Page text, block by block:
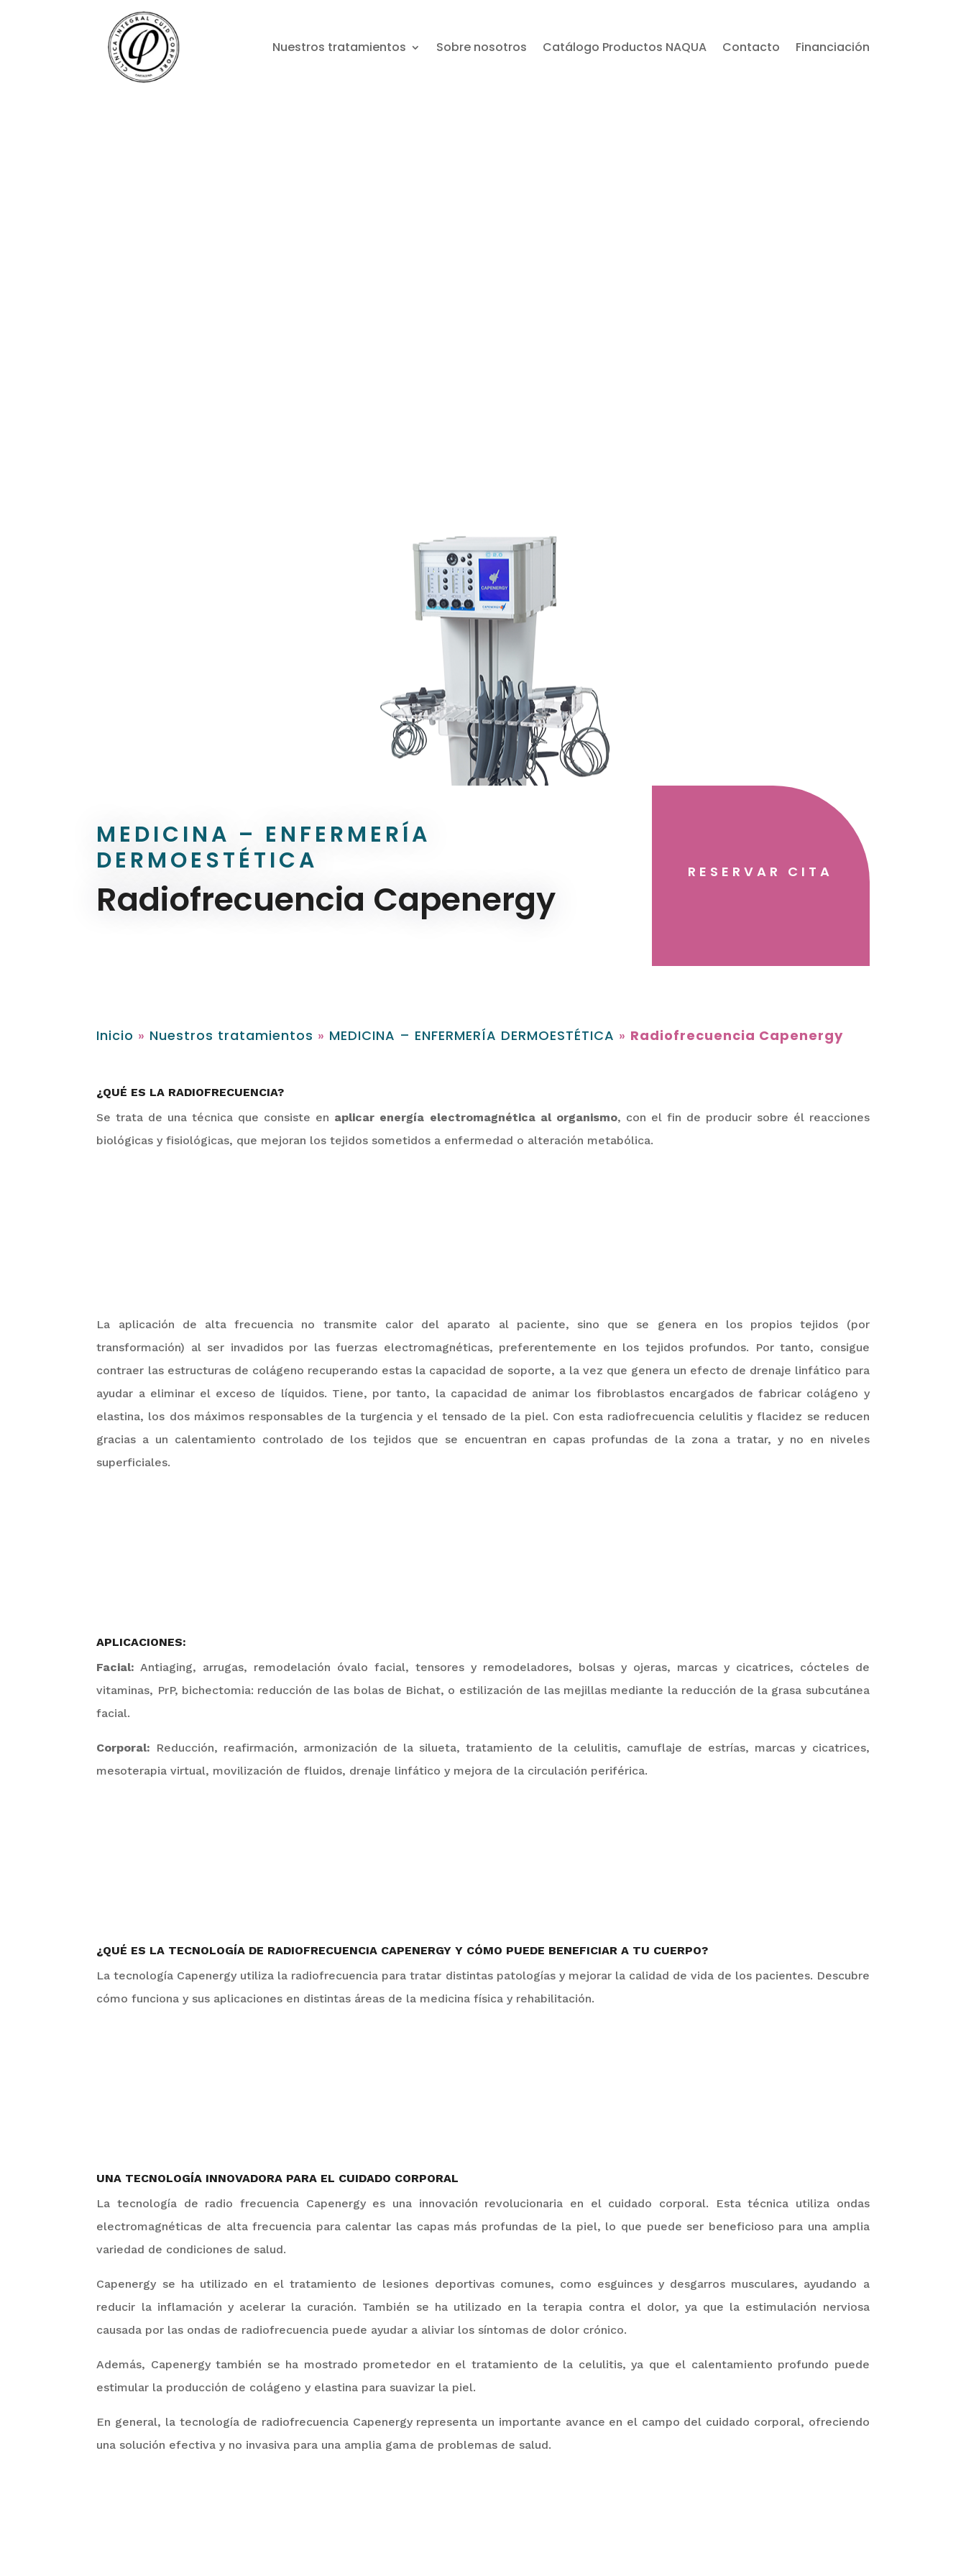
Nuestros tratamientos Sobre nosotros Catálogo Productos NAQUA Contacto Financiación
MEDICINA – ENFERMERÍA
DERMOESTÉTICA
Radiofrecuencia Capenergy
RESERVAR CITA
Inicio » Nuestros tratamientos » MEDICINA – ENFERMERÍA DERMOESTÉTICA » Radiofrecuencia Capenergy
¿QUÉ ES LA RADIOFRECUENCIA?
Se trata de una técnica que consiste en aplicar energía electromagnética al organismo, con el fin de producir sobre él reacciones
biológicas y fisiológicas, que mejoran los tejidos sometidos a enfermedad o alteración metabólica.
La aplicación de alta frecuencia no transmite calor del aparato al paciente, sino que se genera en los propios tejidos (por
transformación) al ser invadidos por las fuerzas electromagnéticas, preferentemente en los tejidos profundos. Por tanto, consigue
contraer las estructuras de colágeno recuperando estas la capacidad de soporte, a la vez que genera un efecto de drenaje linfático para
ayudar a eliminar el exceso de líquidos. Tiene, por tanto, la capacidad de animar los fibroblastos encargados de fabricar colágeno y
elastina, los dos máximos responsables de la turgencia y el tensado de la piel. Con esta radiofrecuencia celulitis y flacidez se reducen
gracias a un calentamiento controlado de los tejidos que se encuentran en capas profundas de la zona a tratar, y no en niveles
superficiales.
APLICACIONES:
Facial: Antiaging, arrugas, remodelación óvalo facial, tensores y remodeladores, bolsas y ojeras, marcas y cicatrices, cócteles de
vitaminas, PrP, bichectomia: reducción de las bolas de Bichat, o estilización de las mejillas mediante la reducción de la grasa subcutánea
facial.
Corporal: Reducción, reafirmación, armonización de la silueta, tratamiento de la celulitis, camuflaje de estrías, marcas y cicatrices,
mesoterapia virtual, movilización de fluidos, drenaje linfático y mejora de la circulación periférica.
¿QUÉ ES LA TECNOLOGÍA DE RADIOFRECUENCIA CAPENERGY Y CÓMO PUEDE BENEFICIAR A TU CUERPO?
La tecnología Capenergy utiliza la radiofrecuencia para tratar distintas patologías y mejorar la calidad de vida de los pacientes. Descubre
cómo funciona y sus aplicaciones en distintas áreas de la medicina física y rehabilitación.
UNA TECNOLOGÍA INNOVADORA PARA EL CUIDADO CORPORAL
La tecnología de radio frecuencia Capenergyes una innovación revolucionaria en el cuidado corporal. Esta técnica utiliza ondas
electromagnéticas de alta frecuencia para calentar las capas más profundas de la piel, lo que puede ser beneficioso para una amplia
variedad de condiciones de salud.
Capenergyse ha utilizado en el tratamiento de lesiones deportivas comunes, como esguinces y desgarros musculares, ayudando a
reducir la inflamación y acelerar la curación. También se ha utilizado en la terapia contra el dolor, ya que la estimulación nerviosa
causada por las ondas de radiofrecuencia puede ayudar a aliviar los síntomas de dolor crónico.
Además, Capenergytambién se ha mostrado prometedor en el tratamiento de la celulitis, ya que el calentamiento profundo puede
estimular la producción de colágeno y elastina para suavizar la piel.
En general, la tecnología de radiofrecuencia Capenergyrepresenta un importante avance en el campo del cuidado corporal, ofreciendo
una solución efectiva y no invasiva para una amplia gama de problemas de salud.